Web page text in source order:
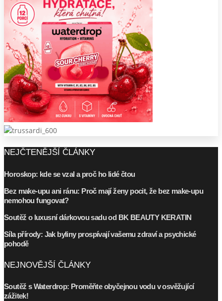
NEJČTENĚJŠÍ ČLÁNKY
Horoskop: kde se vzal a proč ho lidé čtou
Bez make-upu ani ránu: Proč mají ženy pocit, že bez make-upu
nemohou fungovat?
Soutěž o luxusní dárkovou sadu od BK BEAUTY KERATIN
Síla přírody: Jak byliny prospívají vašemu zdraví a psychické
pohodě
NEJNOVĚJŠÍ ČLÁNKY
Soutěž s Waterdrop: Proměňte obyčejnou vodu v osvěžující
zážitek!